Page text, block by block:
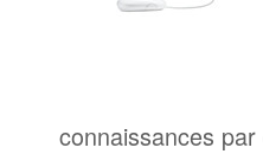
connaissances